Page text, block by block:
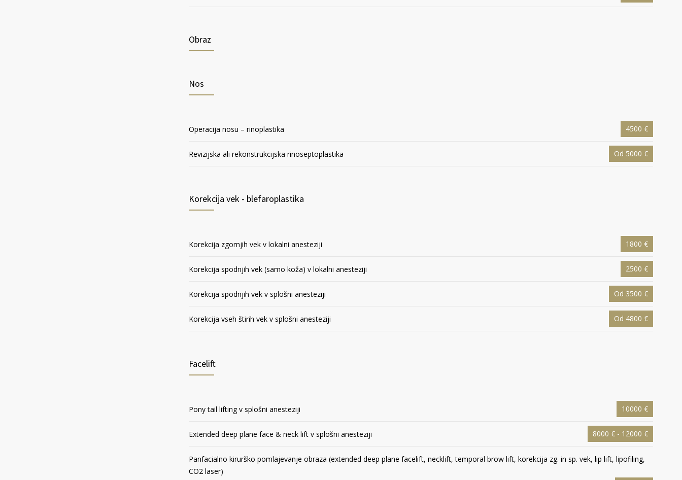
Obraz
Nos
Operacija nosu – rinoplastika 4500 €
Revizijska ali rekonstrukcijska rinoseptoplastika Od 5000 €
Korekcija vek - blefaroplastika
Korekcija zgornjih vek v lokalni anesteziji 1800 €
Korekcija spodnjih vek (samo koža) v lokalni anesteziji 2500 €
Korekcija spodnjih vek v splošni anesteziji Od 3500 €
Korekcija vseh štirih vek v splošni anesteziji Od 4800 €
Facelift
Pony tail lifting v splošni anesteziji 10000 €
Extended deep plane face & neck lift v splošni anesteziji 8000 € - 12000 €
Panfacialno kirurško pomlajevanje obraza (extended deep plane facelift, necklift, temporal brow lift, korekcija zg. in sp. vek, lip lift, lipofiling,
CO2 laser)